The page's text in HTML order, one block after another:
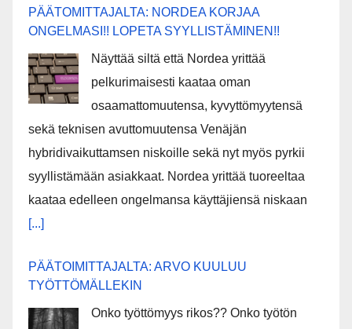
PÄÄTOMITTAJALTA: NORDEA KORJAA
ONGELMASI!! LOPETA SYYLLISTÄMINEN!!
Näyttää siltä että Nordea yrittää
pelkurimaisesti kaataa oman
osaamattomuutensa, kyvyttömyytensä
sekä teknisen avuttomuutensa Venäjän
hybridivaikuttamsen niskoille sekä nyt myös pyrkii
syyllistämään asiakkaat. Nordea yrittää tuoreeltaa
kaataa edelleen ongelmansa käyttäjiensä niskaan
[...]
PÄÄTOIMITTAJALTA: ARVO KUULUU
TYÖTTÖMÄLLEKIN
Onko työttömyys rikos?? Onko työtön